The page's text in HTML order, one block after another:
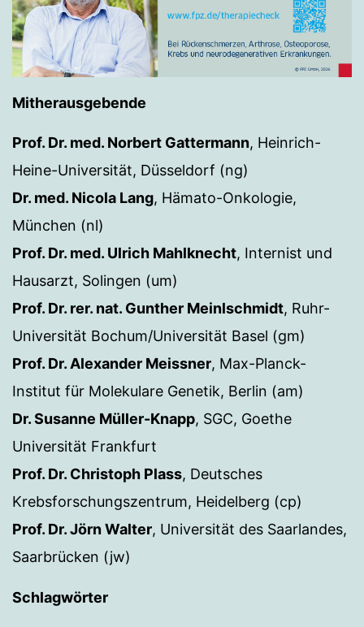
Mitherausgebende
Prof. Dr. med. Norbert Gattermann, Heinrich-
Heine-Universität, Düsseldorf (ng)
Dr. med. Nicola Lang, Hämato-Onkologie,
München (nl)
Prof. Dr. med. Ulrich Mahlknecht, Internist und
Hausarzt, Solingen (um)
Prof. Dr. rer. nat. Gunther Meinlschmidt, Ruhr-
Universität Bochum/Universität Basel (gm)
Prof. Dr. Alexander Meissner, Max-Planck-
Institut für Molekulare Genetik, Berlin (am)
Dr. Susanne Müller-Knapp, SGC, Goethe
Universität Frankfurt
Prof. Dr. Christoph Plass, Deutsches
Krebsforschungszentrum, Heidelberg (cp)
Prof. Dr. Jörn Walter, Universität des Saarlandes,
Saarbrücken (jw)
Schlagwörter